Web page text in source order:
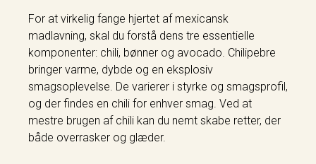
For at virkelig fange hjertet af mexicansk
madlavning, skal du forstå dens tre essentielle
komponenter: chili, bønner og avocado. Chilipebre
bringer varme, dybde og en eksplosiv
smagsoplevelse. De varierer i styrke og smagsprofil,
og der findes en chili for enhver smag. Ved at
mestre brugen af chili kan du nemt skabe retter, der
både overrasker og glæder.